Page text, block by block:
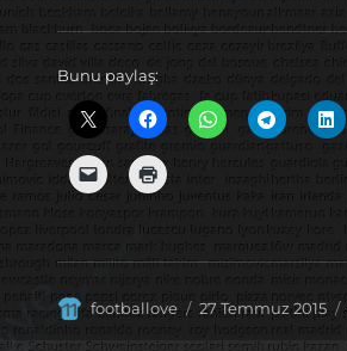
Bunu paylaş:
Yazar
footballove
Yayın
27 Temmuz 2015